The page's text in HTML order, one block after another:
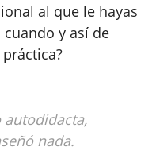
al que le hayas
y así de
autodidacta,
nada.